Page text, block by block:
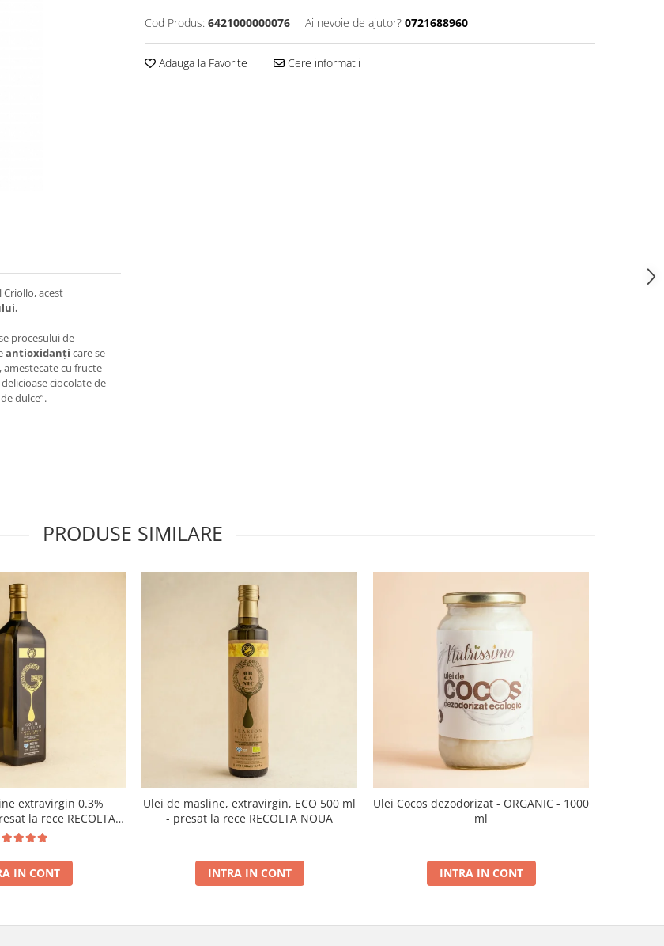
Cod Produs: 6421000000076 Ai nevoie de ajutor? 0721688960
Adauga la Favorite Cere informatii
acest
procesului de
antioxidanți care se
amestecate cu fructe
ciocolate de
dulce”.
PRODUSE SIMILARE
extravirgin 0.3%
la rece RECOLTA
NOUA
IN CONT
Ulei de masline, extravirgin, ECO 500 ml
- presat la rece RECOLTA NOUA
INTRA IN CONT
Ulei Cocos dezodorizat - ORGANIC - 1000
ml
INTRA IN CONT